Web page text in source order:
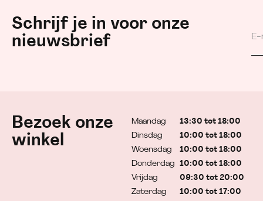
Schrijf je in voor onze
nieuwsbrief
Bezoek onze
winkel
Maandag
Dinsdag
Woensdag
Donderdag
Vrijdag
Zaterdag
13:30 tot 18:00
10:00 tot 18:00
10:00 tot 18:00
10:00 tot 18:00
09:30 tot 20:00
10:00 tot 17:00